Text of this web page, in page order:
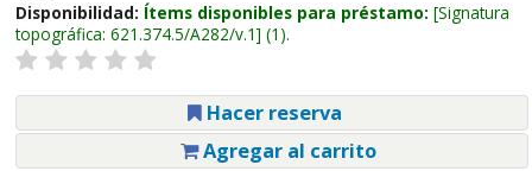
Disponibilidad: Ítems disponibles para préstamo: Signatura
topográfica: 621.374.5/A282/v.1 (1).
Hacer reserva
Agregar al carrito